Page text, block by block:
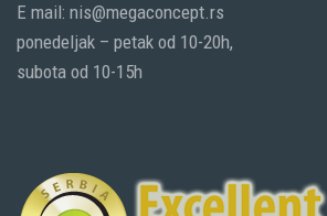
E mail: nis@megaconcept.rs
ponedeljak – petak od 10-20h,
subota od 10-15h